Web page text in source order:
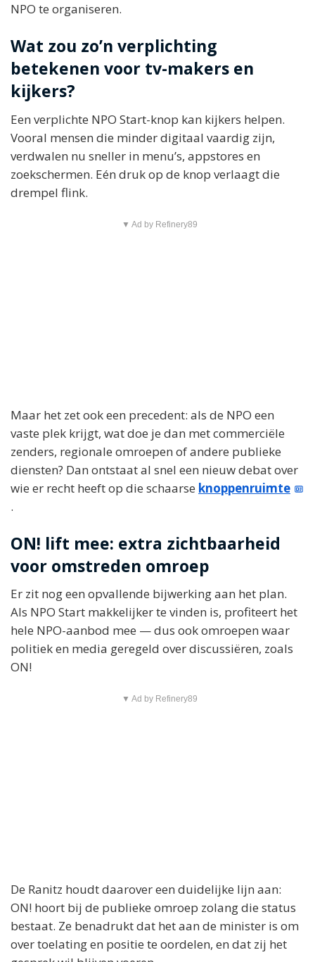
NPO te organiseren.
Wat zou zo’n verplichting
betekenen voor tv-makers en
kijkers?
Een verplichte NPO Start-knop kan kijkers helpen.
Vooral mensen die minder digitaal vaardig zijn,
verdwalen nu sneller in menu’s, appstores en
zoekschermen. Eén druk op de knop verlaagt die
drempel flink.
▼ Ad by Refinery89
Maar het zet ook een precedent: als de NPO een
vaste plek krijgt, wat doe je dan met commerciële
zenders, regionale omroepen of andere publieke
diensten? Dan ontstaat al snel een nieuw debat over
wie er recht heeft op die schaarse knoppenruimte
.
ON! lift mee: extra zichtbaarheid
voor omstreden omroep
Er zit nog een opvallende bijwerking aan het plan.
Als NPO Start makkelijker te vinden is, profiteert het
hele NPO-aanbod mee — dus ook omroepen waar
politiek en media geregeld over discussiëren, zoals
ON!
▼ Ad by Refinery89
De Ranitz houdt daarover een duidelijke lijn aan:
ON! hoort bij de publieke omroep zolang die status
bestaat. Ze benadrukt dat het aan de minister is om
over toelating en positie te oordelen, en dat zij het